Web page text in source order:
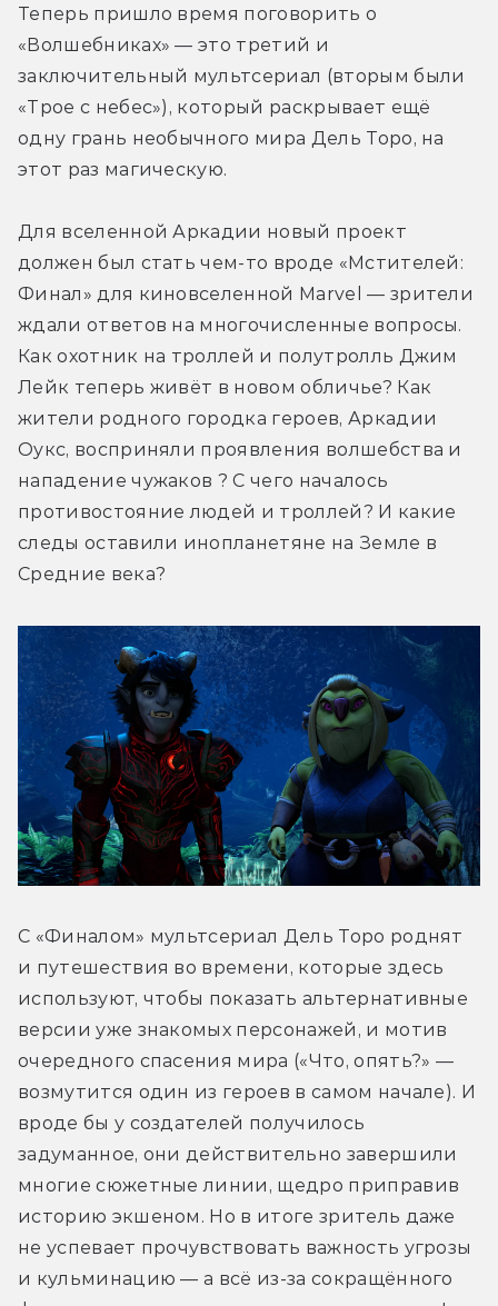
Теперь пришло время поговорить о
«Волшебниках» — это третий и
заключительный мультсериал (вторым были
«Трое с небес»), который раскрывает ещё
одну грань необычного мира Дель Торо, на
этот раз магическую.
Для вселенной Аркадии новый проект
должен был стать чем-то вроде «Мстителей:
Финал» для киновселенной Marvel — зрители
ждали ответов на многочисленные вопросы.
Как охотник на троллей и полутролль Джим
Лейк теперь живёт в новом обличье? Как
жители родного городка героев, Аркадии
Оукс, восприняли проявления волшебства и
нападение чужаков ? С чего началось
противостояние людей и троллей? И какие
следы оставили инопланетяне на Земле в
Средние века?
С «Финалом» мультсериал Дель Торо роднят
и путешествия во времени, которые здесь
используют, чтобы показать альтернативные
версии уже знакомых персонажей, и мотив
очередного спасения мира («Что, опять?» —
возмутится один из героев в самом начале). И
вроде бы у создателей получилось
задуманное, они действительно завершили
многие сюжетные линии, щедро приправив
историю экшеном. Но в итоге зритель даже
не успевает прочувствовать важность угрозы
и кульминацию — а всё из-за сокращённого